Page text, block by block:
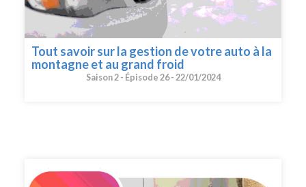
Tout savoir sur la gestion de votre auto à la
montagne et au grand froid
Saison 2 - Épisode 26 - 22/01/2024